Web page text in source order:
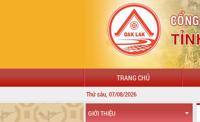
TRANG CHỦ
Thứ sáu, 07/08/2026
GIỚI THIỆU